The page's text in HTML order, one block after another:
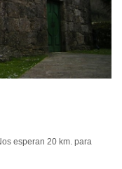
esperan 20 km. para